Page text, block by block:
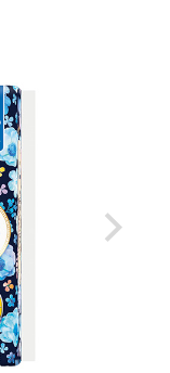
Next